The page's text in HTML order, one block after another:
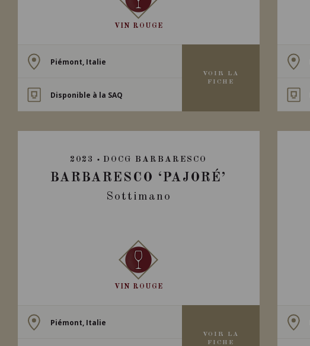
VIN ROUGE
Piémont, Italie
Disponible à la SAQ
VOIR LA
FICHE
2023 DOCG BARBARESCO
BARBARESCO ‘PAJORÉ’
Sottimano
VIN ROUGE
Piémont, Italie
VOIR LA
FICHE